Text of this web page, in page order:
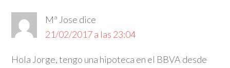
Mª Jose dice
21/02/2017 a las 23:04
Hola Jorge, tengo una hipoteca en el BBVA desde